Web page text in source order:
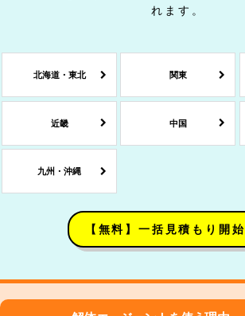
れます。
北海道・東北 関東
近畿 中国
九州・沖縄
【無料】一括見積もり開始